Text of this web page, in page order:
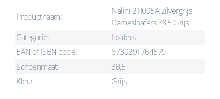
Productnaam:
Nalini 21I095A Zilvergrijs
Damesloafers 38,5 Grijs
Categorie:
Loafers
EAN of ISBN code:
6739291764579
Schoenmaat:
38,5
Kleur:
Grijs